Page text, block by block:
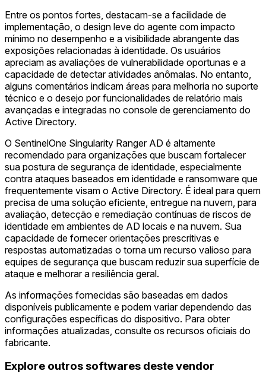
Entre os pontos fortes, destacam-se a facilidade de
implementação, o design leve do agente com impacto
mínimo no desempenho e a visibilidade abrangente das
exposições relacionadas à identidade. Os usuários
apreciam as avaliações de vulnerabilidade oportunas e a
capacidade de detectar atividades anômalas. No entanto,
alguns comentários indicam áreas para melhoria no suporte
técnico e o desejo por funcionalidades de relatório mais
avançadas e integradas no console de gerenciamento do
Active Directory.
O SentinelOne Singularity Ranger AD é altamente
recomendado para organizações que buscam fortalecer
sua postura de segurança de identidade, especialmente
contra ataques baseados em identidade e ransomware que
frequentemente visam o Active Directory. É ideal para quem
precisa de uma solução eficiente, entregue na nuvem, para
avaliação, detecção e remediação contínuas de riscos de
identidade em ambientes de AD locais e na nuvem. Sua
capacidade de fornecer orientações prescritivas e
respostas automatizadas o torna um recurso valioso para
equipes de segurança que buscam reduzir sua superfície de
ataque e melhorar a resiliência geral.
As informações fornecidas são baseadas em dados
disponíveis publicamente e podem variar dependendo das
configurações específicas do dispositivo. Para obter
informações atualizadas, consulte os recursos oficiais do
fabricante.
Explore outros softwares deste vendor